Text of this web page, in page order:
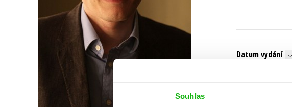
Souhlas
Beletrie pro dospělé
Kariéra a osobní rozvoj
Datum vydání